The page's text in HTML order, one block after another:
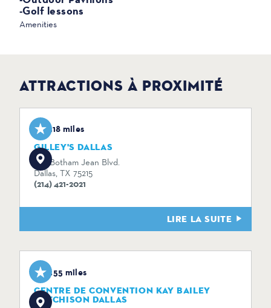
Amenities
-Golf lessons
ATTRACTIONS À PROXIMITÉ
3.18 miles
GILLEY'S DALLAS
1135 Botham Jean Blvd.
Dallas, TX 75215
(214) 421-2021
LIRE LA SUITE
3.55 miles
CENTRE DE CONVENTION KAY BAILEY
HUTCHISON DALLAS